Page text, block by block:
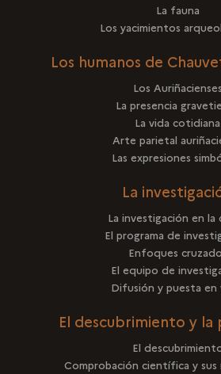
La fauna
Los yacimientos
Los humanos de
Los Auriñacienses
La presencia
La vida cotidiana
Arte parietal
Las expresiones
La
La investigación en la
El programa de
Enfoques
El equipo de
Difusión y puesta en
El descubrimiento y
El
Comprobación científica y sus